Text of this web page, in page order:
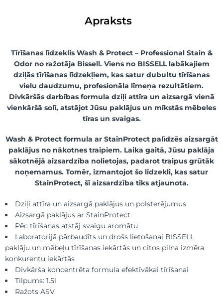
Apraksts
Tīrīšanas līdzeklis Wash & Protect – Professional Stain &
Odor no ražotāja Bissell. Viens no BISSELL labākajiem
dziļās tīrīšanas līdzekļiem, kas satur dubultu tīrīšanas
vielu daudzumu, profesionāla līmeņa rezultātiem.
Divkāršās darbības formula dziļi attīra un aizsargā vienā
vienkāršā solī, atstājot Jūsu paklājus un mīkstās mēbeles
tīras un svaigas.
Wash & Protect formula ar StainProtect palīdzēs aizsargāt
paklājus no nākotnes traipiem. Laika gaitā, Jūsu paklāja
sākotnējā aizsardzība nolietojas, padarot traipus grūtāk
noņemamus. Tomēr, izmantojot šo līdzekli, kas satur
StainProtect, šī aizsardzība tiks atjaunota.
Dziļi attīra un aizsargā paklājus un polsterējumus
Aizsargā paklājus ar StainProtect
Pēc tīrīšanas atstāj svaigu aromātu
Laboratorijā pārbaudīts un drošs lietošanai BISSELL
paklāju un mēbeļu tīrīšanas iekārtās un citos pilna izmēra
konkurentu iekārtās
Divkārša koncentrēta formula efektīvākai tīrīšanai
Tilpums: 1.5l
Ražots ASV